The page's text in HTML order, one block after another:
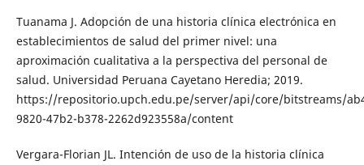
Tuanama J. Adopción de una historia clínica electrónica en
establecimientos de salud del primer nivel: una
aproximación cualitativa a la perspectiva del personal de
salud. Universidad Peruana Cayetano Heredia; 2019.
https://repositorio.upch.edu.pe/server/api/core/bitstreams/
9820-47b2-b378-2262d923558a/content
Vergara-Florian JL. Intención de uso de la historia clínica